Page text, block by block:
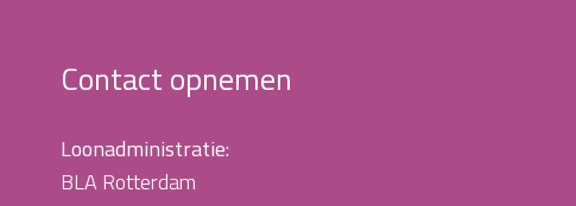
Contact opnemen
Loonadministratie:
BLA Rotterdam